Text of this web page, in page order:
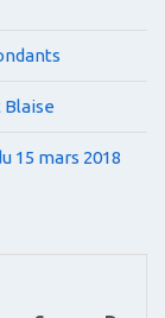
Blaise
15 mars 2018